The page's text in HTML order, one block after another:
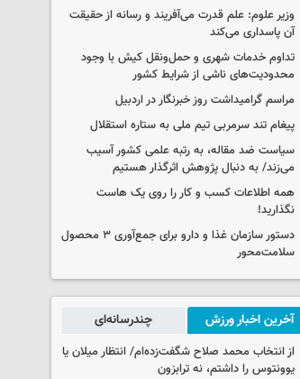
وزیر علوم: علم قدرت می‌آفریند و رسانه از حقیقت
آن پاسداری می‌کند
تداوم خدمات شهری و حمل‌ونقل کیش با وجود
محدودیت‌های ناشی از شرایط کشور
مراسم گرامیداشت روز خبرنگار در اردبیل
پیغام تند سرمربی تیم ملی به ستاره استقلال
سیاست ضد مقاله، به رتبه علمی کشور آسیب
می‌زند/ به دنبال پژوهش اثرگذار هستیم
همه اطلاعات کسب‌ و کار را روی یک هاست
نگذارید!
دستور سازمان غذا و دارو برای جمع‌آوری ۳ محصول
سلامت‌محور
آخرین اخبار ورزش چندرسانه‌ای
از انتخاب محمد صلاح شگفت‌زده‌ام/ انتظار میلان یا
یوونتوس را داشتم، نه ترابزون